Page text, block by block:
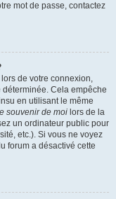
mot de passe, contactez
lors de votre connexion,
Cela empêche
en utilisant le même
souvenir de moi lors de la
un ordinateur public pour
etc.). Si vous ne voyez
forum a désactivé cette